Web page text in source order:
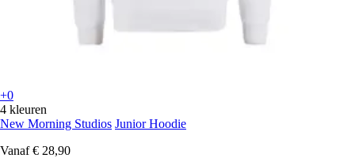
+0
4 kleuren
New Morning Studios Junior Hoodie
Vanaf € 28,90